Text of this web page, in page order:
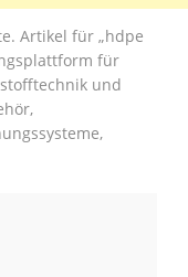
Artikel für „hdpe
für
und